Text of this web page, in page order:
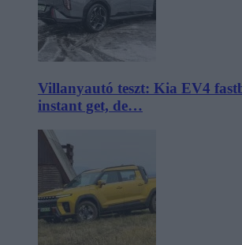
Villanyautó teszt: Kia EV4
instant get, de…